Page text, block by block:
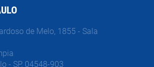
de Melo, 1855 - Sala
- SP, 04548-903